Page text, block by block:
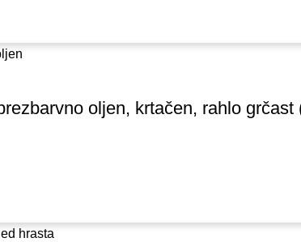
oljen, krtačen, rahlo grčast